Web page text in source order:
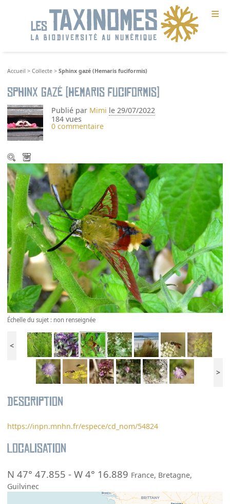
≡
Accueil >Collecte >Sphinx gazé (Hemaris fuciformis)
Sphinx gazé (Hemaris fuciformis)
Publié par Mimi le 29/07/2022
184 vues
0 commentaire
Échelle du sujet : non renseignée
<
>
Description
https://inpn.mnhn.fr/espece/cd_nom/54824
Localisation
N 47° 47.855 -W 4° 16.889 France, Bretagne,
Guilvinec